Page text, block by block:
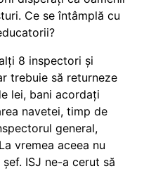
Ce se întâmplă cu
8 inspectori și
trebuie să returneze
lei, bani acordați
navetei, timp de
general,
vremea aceea nu
ISJ ne-a cerut să